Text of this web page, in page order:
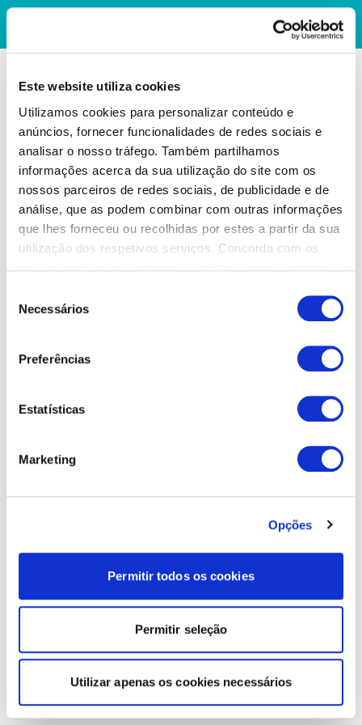
Este website utiliza cookies
Utilizamos cookies para personalizar conteúdo e
anúncios, fornecer funcionalidades de redes sociais e
analisar o nosso tráfego. Também partilhamos
informações acerca da sua utilização do site com os
nossos parceiros de redes sociais, de publicidade e de
análise, que as podem combinar com outras informações
que lhes forneceu ou recolhidas por estes a partir da sua
utilização dos respetivos serviços. Concorda com os
Necessários
Preferências
Estatísticas
Marketing
Opções
Permitir todos os cookies
Permitir seleção
Utilizar apenas os cookies necessários